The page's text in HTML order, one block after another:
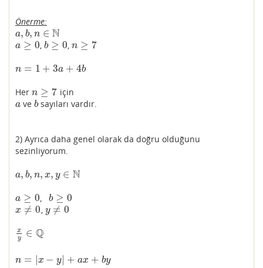
Önerme:
a, b, n ∈ N
a,b,n ∈ N
a ≥ 0
a≥0 , b ≥ 0
b ≥0 ,n ≥ 7
n≥7
n = 1 + 3a + 4b
n=1+ 3a+4b
Her n ≥ 7
n≥7 için
a
ave b
bsayıları vardır.
2) Ayrıca daha genel olarak da doğru olduğunu
sezinliyorum.
a, b, n, x, y ∈ N
a,b,n ,x,y∈ N
a ≥ 0
a≥0 , b ≥ 0
b ≥0
x ≠ 0
x≠ 0 , y ≠ 0
y≠0
x
y
∈ Q
xy ∈Q
n = |x − y| + ax + by
n=|x −y|+ax+ by